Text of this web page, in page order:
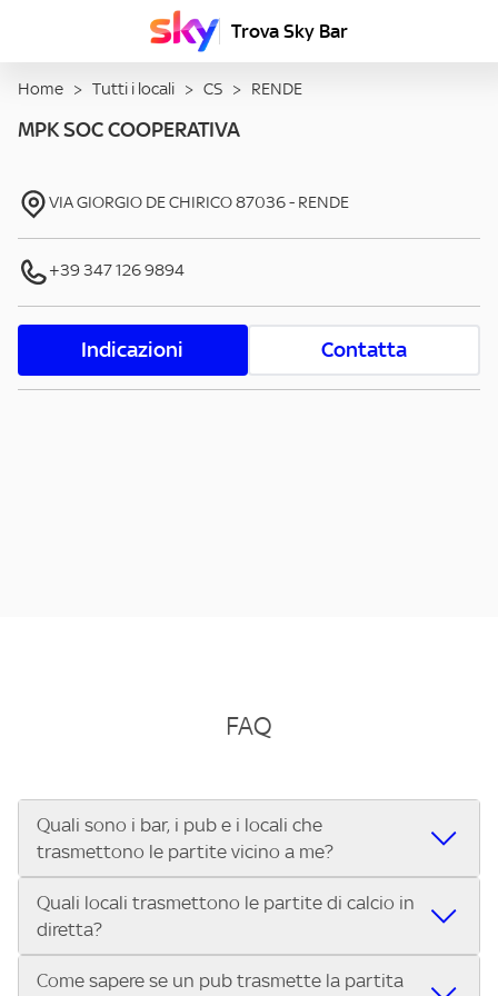
Trova Sky Bar
Home > Tutti i locali > CS > RENDE
MPK SOC COOPERATIVA
VIA GIORGIO DE CHIRICO87036- RENDE
+39 347 126 9894
Indicazioni Contatta
FAQ
Quali sono i bar, i pub e i locali che
trasmettono le partite vicino a me?
Se cerchi un bar, pub, ristorante o locale vicino a te per
vedere le partite di Serie A ENILIVE, la Serie C Sky Wifi, la
UEFA Champions League, la UEFA Europa League, la UEFA
Conference League, il Tennis, la Formula 1®, la MotoGP™ e
Quali locali trasmettono le partite di calcio in
diretta?
Vuoi sapere quali bar, pub o ristoranti mostrano le partite
Come sapere se un pub trasmette la partita